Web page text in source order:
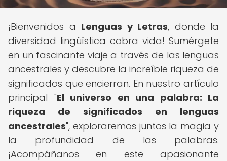
¡Bienvenidos a Lenguas y Letras, donde la
diversidad lingüística cobra vida! Sumérgete
en un fascinante viaje a través de las lenguas
ancestrales y descubre la increíble riqueza de
significados que encierran. En nuestro artículo
principal "El universo en una palabra: La
riqueza de significados en lenguas
ancestrales", exploraremos juntos la magia y
la profundidad de las palabras.
¡Acompáñanos en este apasionante